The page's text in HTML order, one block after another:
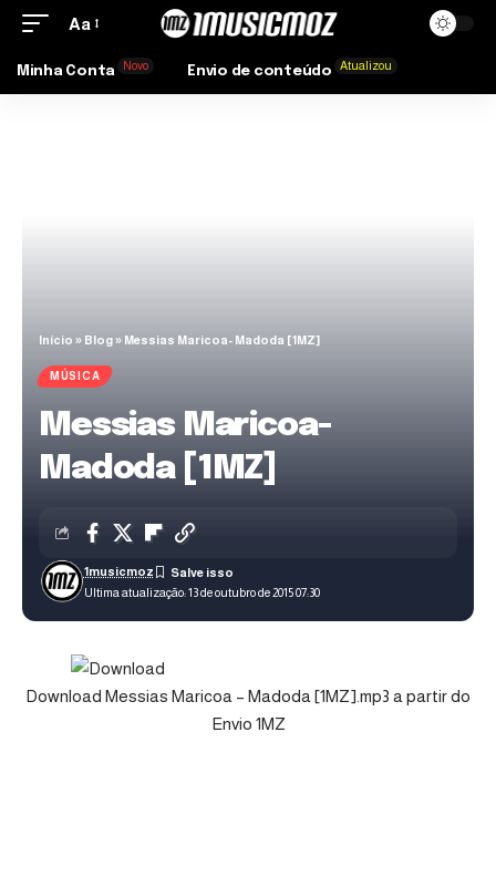
Aa
Minha Conta Novo Envio de conteúdo Atualizou
Início » Blog» Messias Maricoa- Madoda [1MZ]
MÚSICA
Messias Maricoa-
Madoda [1MZ]
Ultima atualização: 13 de outubro de 2015 07:30
1musicmoz
Download Messias Maricoa – Madoda [1MZ].mp3 a partir do
Envio 1MZ